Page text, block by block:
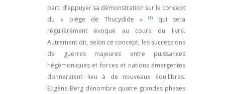
parti d’appuyer sa démonstration sur le concept
du « piège de Thucydide »
(1)qui sera
régulièrement évoqué au cours du livre.
Autrement dit, selon ce concept, les successions
de guerres majeures entre puissances
hégémoniques et forces et nations émergentes
donneraient lieu à de nouveaux équilibres.
Eugène Berg dénombre quatre grandes phases